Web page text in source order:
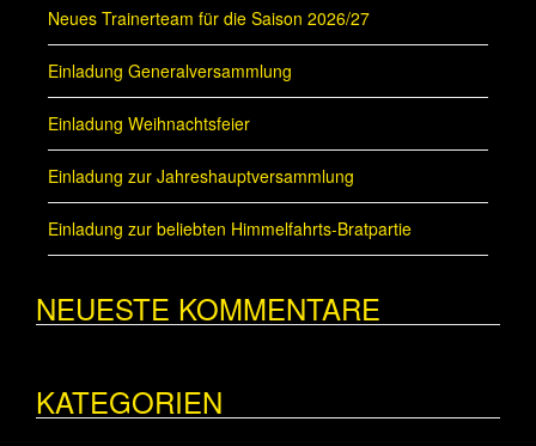
Neues Trainerteam für die Saison 2026/27
Einladung Generalversammlung
Einladung Weihnachtsfeier
Einladung zur Jahreshauptversammlung
Einladung zur beliebten Himmelfahrts-Bratpartie
NEUESTE KOMMENTARE
KATEGORIEN